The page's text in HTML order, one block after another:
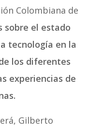
Colombiana de
sobre el estado
tecnología en la
los diferentes
experiencias de
Gilberto